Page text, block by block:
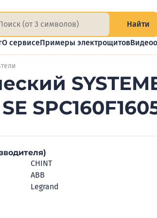
Найти
О сервисеПримеры электрощитов
CHINT
ABB
Legrand